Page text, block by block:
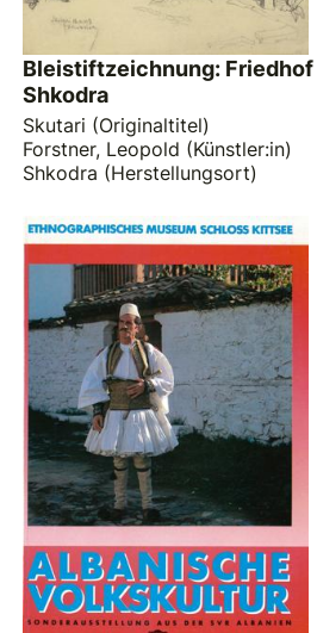
Bleistiftzeichnung: Friedhof
Shkodra
Skutari (Originaltitel)
Forstner, Leopold (Künstler:in)
Shkodra (Herstellungsort)